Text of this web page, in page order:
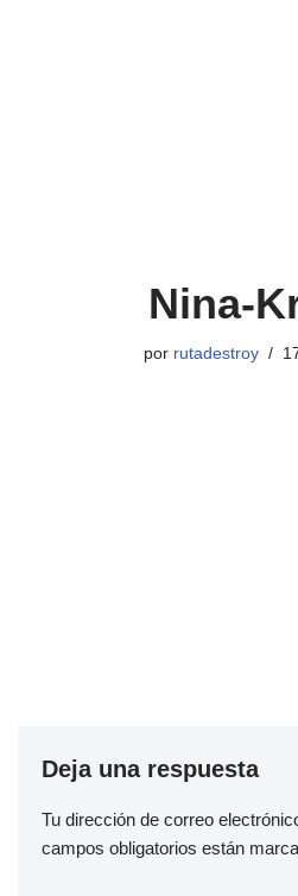
Nina-
por rutadestroy
Deja una respuesta
Tu dirección de correo
campos obligatorios están